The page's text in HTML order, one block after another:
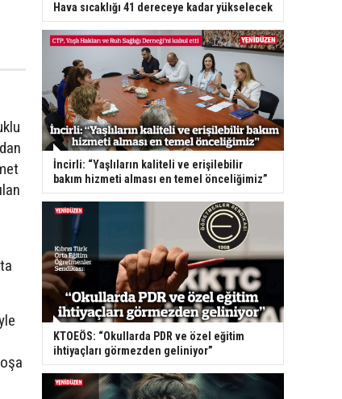
Hava sıcaklığı 41 dereceye kadar yükselecek
İncirli: “Yaşlıların kaliteli ve erişilebilir
bakım hizmeti alması en temel önceliğimiz”
KTOEÖS: “Okullarda PDR ve özel eğitim
ihtiyaçları görmezden geliniyor”